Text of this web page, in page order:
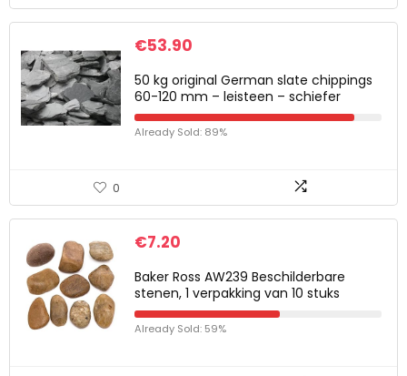
€53.90
50 kg original German slate chippings
60-120 mm – leisteen – schiefer
Already Sold: 89%
0
€7.20
Baker Ross AW239 Beschilderbare
stenen, 1 verpakking van 10 stuks
Already Sold: 59%